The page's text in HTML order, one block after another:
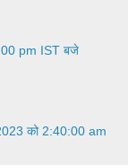
pm IST बजे
को 2:40:00 am